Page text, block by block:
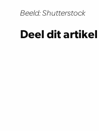
Beeld: Shutterstock
Deel dit